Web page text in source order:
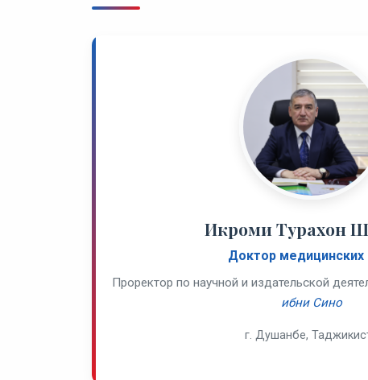
Икроми Турахон
Доктор медицинских
Проректор по научной и издательской
ибни Сино
г. Душанбе,